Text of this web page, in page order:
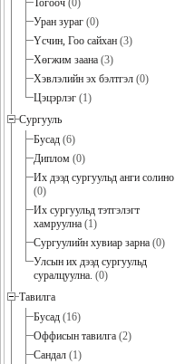
Тогооч (0)
Уран зураг (0)
Үсчин, Гоо сайхан (3)
Хөгжим заана (3)
Хэвлэлийн эх бэлтгэл (0)
Цэцэрлэг (1)
Сургууль
Бусад (6)
Диплом (0)
Их дээд сургуульд анги солино
(0)
Их сургуульд тэтгэлэгт
хамруулна (1)
Сургуулийн хувиар зарна (0)
Улсын их дээд сургуульд
суралцуулна. (0)
Тавилга
Бусад (16)
Оффисын тавилга (2)
Сандал (1)